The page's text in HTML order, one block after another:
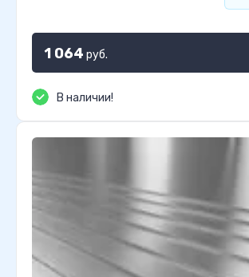
1 064 руб.
В наличии!